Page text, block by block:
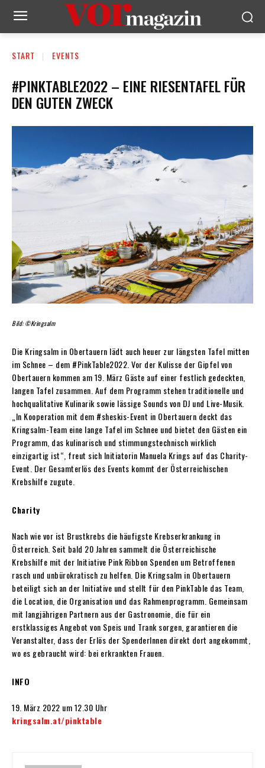
START EVENTS
#PINKTABLE2022 – EINE RIESENTAFEL FÜR
DEN GUTEN ZWECK
Bild: ©Kringsalm
Die Kringsalm in Obertauern lädt auch heuer zur längsten Tafel mitten
im Schnee – dem #PinkTable2022. Vor der Kulisse der Gipfel von
Obertauern kommen am 19. März Gäste auf einer festlich gedeckten,
langen Tafel zusammen. Auf dem Programm stehen traditionelle und
hochqualitative Kulinarik sowie lässige Sounds von DJ und Live-Musik.
„In Kooperation mit dem #sheskis-Event in Obertauern deckt das
Kringsalm-Team eine lange Tafel im Schnee und bietet den Gästen ein
Programm, das kulinarisch und stimmungstechnisch wirklich
einzigartig ist“, freut sich Initiatorin Manuela Krings auf das Charity-
Event. Der Gesamterlös des Events kommt der Österreichischen
Krebshilfe zugute.
Charity
Nach wie vor ist Brustkrebs die häufigste Krebserkrankung in
Österreich. Seit bald 20 Jahren sammelt die Österreichische
Krebshilfe mit der Initiative Pink Ribbon Spenden um Betroffenen
rasch und unbürokratisch zu helfen. Die Kringsalm in Obertauern
beteiligt sich an der Initiative und stellt für den PinkTable das Team,
die Location, die Organisation und das Rahmenprogramm. Gemeinsam
mit langjährigen Partnern aus der Gastronomie, die für ein
erstklassiges Angebot von Speis und Trank sorgen, garantieren die
Veranstalter, dass der Erlös der SpenderInnen direkt dort angekommt,
wo es gebraucht wird: bei erkrankten Frauen.
INFO
19. März 2022 um 12.30 Uhr
kringsalm.at/pinktable